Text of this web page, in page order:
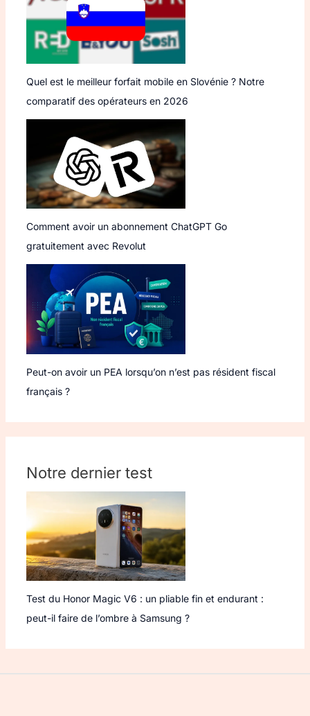
Quel est le meilleur forfait mobile en Slovénie ? Notre
comparatif des opérateurs en 2026
Comment avoir un abonnement ChatGPT Go
gratuitement avec Revolut
Peut-on avoir un PEA lorsqu’on n’est pas résident fiscal
français ?
Notre dernier test
Test du Honor Magic V6 : un pliable fin et endurant :
peut-il faire de l’ombre à Samsung ?